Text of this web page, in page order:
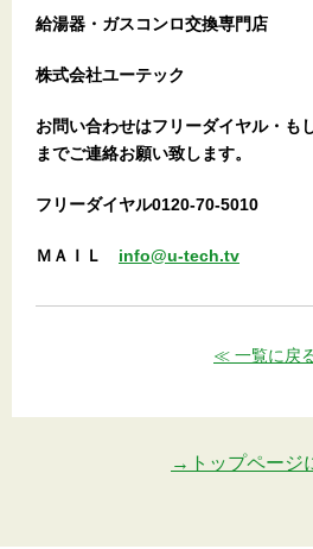
給湯器・ガスコンロ交換専門店
株式会社ユーテック
お問い合わせはフリーダイヤル・も
までご連絡お願い致します。
フリーダイヤル0120-70-5010
ＭＡＩＬ info@u-tech.tv
≪ 一覧に戻
→トップページ